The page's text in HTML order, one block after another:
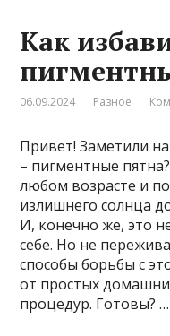
Как
06.09.2024 Разное
Привет! Заметили
– пигментные
любом возрасте и
излишнего солнца
И, конечно же, это
себе. Но не
способы борьбы с
от простых
процедур. Готовы? …